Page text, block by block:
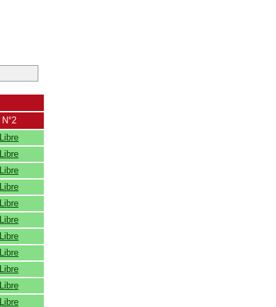
N°2
Libre
Libre
Libre
Libre
Libre
Libre
Libre
Libre
Libre
Libre
Libre